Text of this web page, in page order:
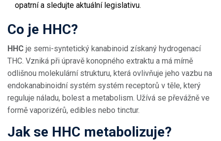
opatrní a sledujte aktuální legislativu.
Co je HHC?
HHC je semi-syntetický kanabinoid získaný hydrogenací
THC. Vzniká při úpravě konopného extraktu a má mírně
odlišnou molekulární strukturu, která ovlivňuje jeho vazbu na
endokanabinoidní systém systém receptorů v těle, který
reguluje náladu, bolest a metabolism. Užívá se převážně ve
formě vaporizérů, edibles nebo tinctur.
Jak se HHC metabolizuje?